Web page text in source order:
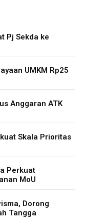
Pj Sekda ke
UMKM Rp25
Anggaran ATK
Skala Prioritas
Perkuat
MoU
Dorong
Tangga